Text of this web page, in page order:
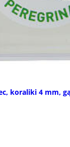
koraliki 4 mm,